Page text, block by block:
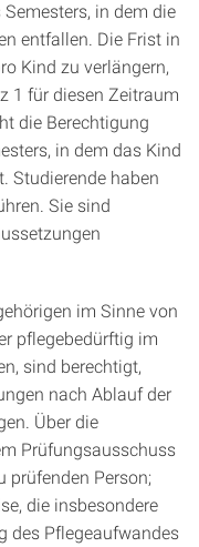
in dem die
entfallen. Die Frist in
Kind zu verlängern,
1 für diesen Zeitraum
die Berechtigung
in dem das Kind
Studierende haben
Sie sind
im Sinne von
pflegebedürftig im
sind berechtigt,
nach Ablauf der
Über die
Prüfungsausschuss
prüfenden Person;
die insbesondere
des Pflegeaufwandes